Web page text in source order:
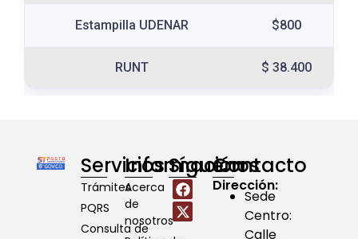
Estampilla UDENAR $800
RUNT $ 38.400
Servicios
Trámites
PQRS
Consulta de
Información
Acerca
de
nosotros
SíguenosContacto
Dirección:
Sede
Centro:
Calle